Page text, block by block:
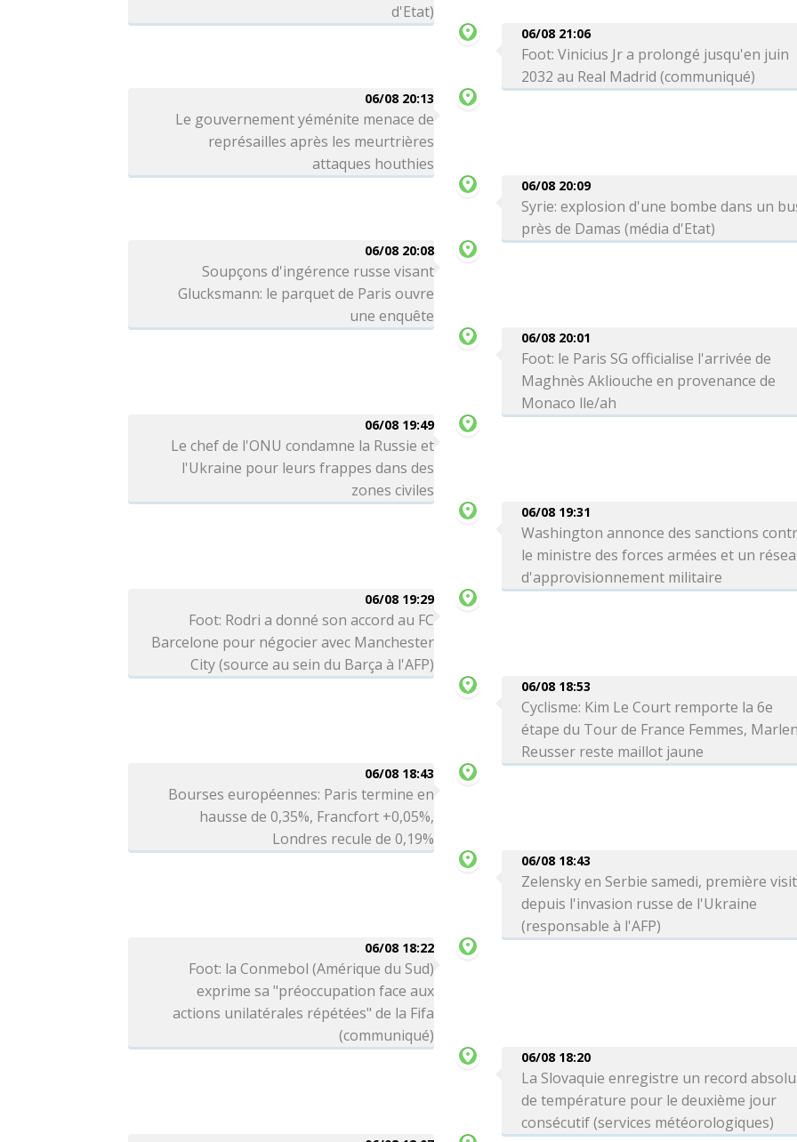
d'Etat)
06/08 21:06
Foot: Vinicius Jr a prolongé jusqu'en juin
2032 au Real Madrid (communiqué)
06/08 20:13
Le gouvernement yéménite menace de
représailles après les meurtrières
attaques houthies
06/08 20:09
Syrie: explosion d'une bombe dans un
près de Damas (média d'Etat)
06/08 20:08
Soupçons d'ingérence russe visant
Glucksmann: le parquet de Paris ouvre
une enquête
06/08 20:01
Foot: le Paris SG officialise l'arrivée de
Maghnès Akliouche en provenance de
Monaco lle/ah
06/08 19:49
Le chef de l'ONU condamne la Russie et
l'Ukraine pour leurs frappes dans des
zones civiles
06/08 19:31
Washington annonce des sanctions
le ministre des forces armées et un
d'approvisionnement militaire
06/08 19:29
Foot: Rodri a donné son accord au FC
Barcelone pour négocier avec Manchester
City (source au sein du Barça à l'AFP)
06/08 18:53
Cyclisme: Kim Le Court remporte la 6e
étape du Tour de France Femmes,
Reusser reste maillot jaune
06/08 18:43
Bourses européennes: Paris termine en
hausse de 0,35%, Francfort +0,05%,
Londres recule de 0,19%
06/08 18:43
Zelensky en Serbie samedi, première
depuis l'invasion russe de l'Ukraine
(responsable à l'AFP)
06/08 18:22
Foot: la Conmebol (Amérique du Sud)
exprime sa "préoccupation face aux
actions unilatérales répétées" de la Fifa
(communiqué)
06/08 18:20
La Slovaquie enregistre un record absolu
de température pour le deuxième jour
consécutif (services météorologiques)